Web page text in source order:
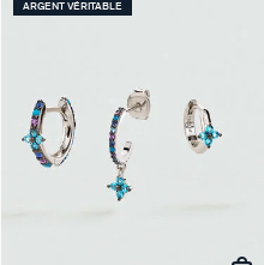
ARGENT VÉRITABLE